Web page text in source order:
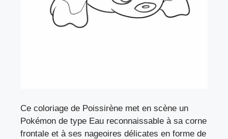
Ce coloriage de Poissirène met en scène un
Pokémon de type Eau reconnaissable à sa corne
frontale et à ses nageoires délicates en forme de